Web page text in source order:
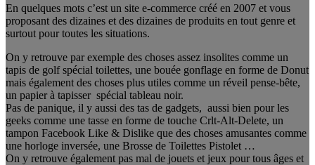
En quelques mots c’est un site e-commerce créé en 2007 et vous
proposant des dizaines et des dizaines de produits en tout genre et
surtout pour toutes les situations.
On y retrouve par exemple des choses assez insolites comme un
tapis de golf spécial toilettes, une bouée gonflage en forme de Donut
mais également des choses plus utiles comme un réveil pense-bête,
un papier à tapisser spécial tableau noir.
Pas de panique, il y aussi des tas de gadgets, aussi bien pour les
geeks comme une tasse en forme de touche Crlt-Alt-Delete, un
tampon Facebook Like & Dislike que des choses amusantes comme
une horloge inversée, une Brosse de Toilettes Pistolet …
On y retrouve également pas mal de jouets et jeux pour tous âges et